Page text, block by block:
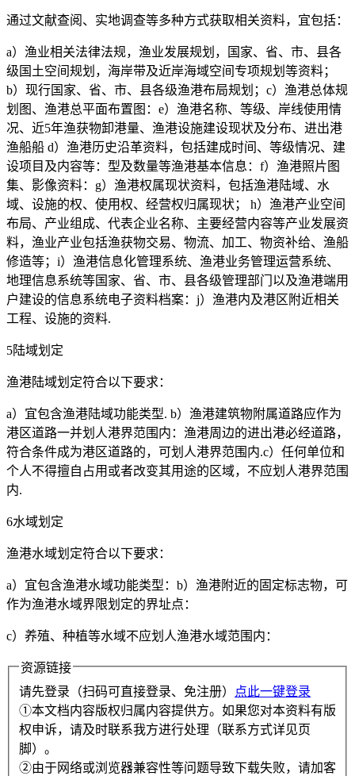
通过文献查阅、实地调查等多种方式获取相关资料，宜包括：
a）渔业相关法律法规，渔业发展规划，国家、省、市、县各
级国土空间规划，海岸带及近岸海域空间专项规划等资料；
b）现行国家、省、市、县各级渔港布局规划；c）渔港总体规
划图、渔港总平面布置图：e）渔港名称、等级、岸线使用情
况、近5年渔获物卸港量、渔港设施建设现状及分布、进出港
渔船船 d）渔港历史沿革资料，包括建成时间、等级情况、建
设项目及内容等：型及数量等渔港基本信息：f）渔港照片图
集、影像资料：g）渔港权属现状资料，包括渔港陆域、水
域、设施的权、使用权、经营权归属现状； h）渔港产业空间
布局、产业组成、代表企业名称、主要经营内容等产业发展资
料，渔业产业包括渔获物交易、物流、加工、物资补给、渔船
修造等；i）渔港信息化管理系统、渔港业务管理运营系统、
地理信息系统等国家、省、市、县各级管理部门以及渔港端用
户建设的信息系统电子资料档案：j）渔港内及港区附近相关
工程、设施的资料.
5陆域划定
渔港陆域划定符合以下要求：
a）宜包含渔港陆域功能类型. b）渔港建筑物附属道路应作为
港区道路一并划人港界范围内：渔港周边的进出港必经道路，
符合条件成为港区道路的，可划人港界范围内.c）任何单位和
个人不得擅自占用或者改变其用途的区域，不应划人港界范围
内.
6水域划定
渔港水域划定符合以下要求：
a）宜包含渔港水域功能类型：b）渔港附近的固定标志物，可
作为渔港水域界限划定的界址点：
c）养殖、种植等水域不应划人渔港水域范围内：
资源链接
请先登录（扫码可直接登录、免注册）
点此一键登录
①本文档内容版权归属内容提供方。如果您对本资料有版
权申诉，请及时联系我方进行处理（联系方式详见页
脚）。
②由于网络或浏览器兼容性等问题导致下载失败，请加客